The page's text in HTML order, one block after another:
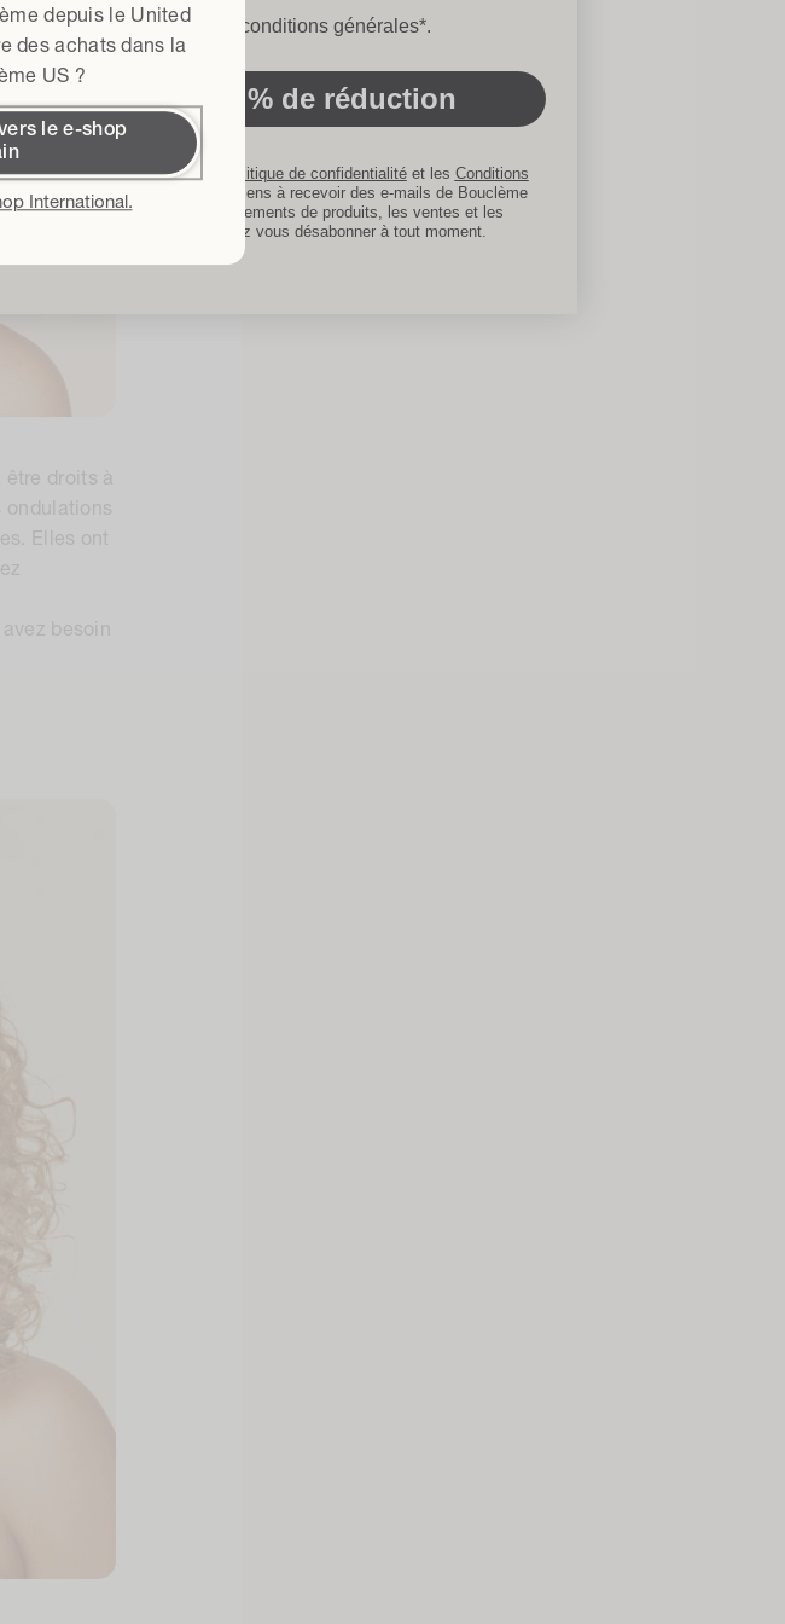
être droits à
ondulations
Elles ont
besoin
depuis le United
des achats dans la
US ?
le e-shop
International.
Conditions générales d'utilisation
J'accepte les conditions générales*.
Obtenir 15 % de réduction
En m'inscrivant, j'accepte la Politique de confidentialitéet les Conditions
générales d'utilisation
et je consens à recevoir des e-mails de Bouclème
concernant les derniers lancements de produits, les ventes et les
événements. Vous pouvez vous désabonner à tout moment.